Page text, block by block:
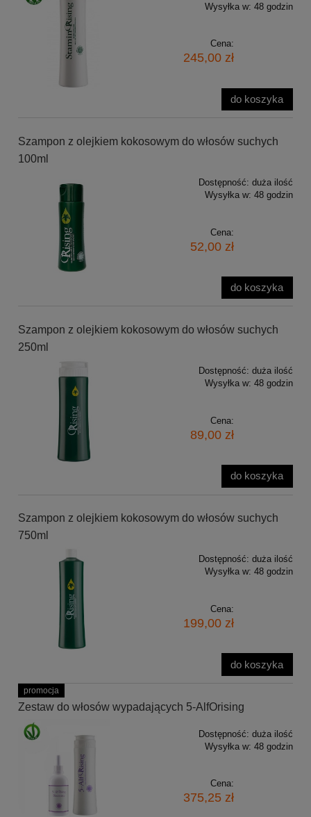
Wysyłka w: 48 godzin
Cena:
245,00 zł
do koszyka
Szampon z olejkiem kokosowym do włosów suchych
100ml
Dostępność: duża ilość
Wysyłka w: 48 godzin
Cena:
52,00 zł
do koszyka
Szampon z olejkiem kokosowym do włosów suchych
250ml
Dostępność: duża ilość
Wysyłka w: 48 godzin
Cena:
89,00 zł
do koszyka
Szampon z olejkiem kokosowym do włosów suchych
750ml
Dostępność: duża ilość
Wysyłka w: 48 godzin
Cena:
199,00 zł
do koszyka
Zestaw do włosów wypadających 5-AlfOrising
Dostępność: duża ilość
Wysyłka w: 48 godzin
Cena:
375,25 zł
promocja